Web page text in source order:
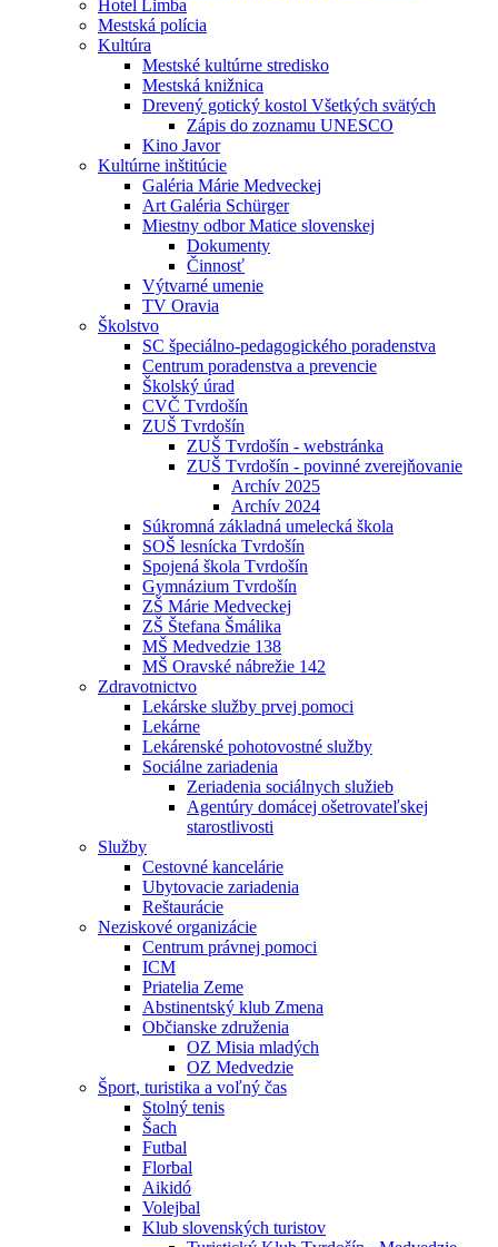
Hotel Limba
Mestská polícia
Kultúra
Mestské kultúrne stredisko
Mestská knižnica
Drevený gotický kostol Všetkých svätých
Zápis do zoznamu UNESCO
Kino Javor
Kultúrne inštitúcie
Galéria Márie Medveckej
Art Galéria Schürger
Miestny odbor Matice slovenskej
Dokumenty
Činnosť
Výtvarné umenie
TV Oravia
Školstvo
SC špeciálno-pedagogického poradenstva
Centrum poradenstva a prevencie
Školský úrad
CVČ Tvrdošín
ZUŠ Tvrdošín
ZUŠ Tvrdošín - webstránka
ZUŠ Tvrdošín - povinné zverejňovanie
Archív 2025
Archív 2024
Súkromná základná umelecká škola
SOŠ lesnícka Tvrdošín
Spojená škola Tvrdošín
Gymnázium Tvrdošín
ZŠ Márie Medveckej
ZŠ Štefana Šmálika
MŠ Medvedzie 138
MŠ Oravské nábrežie 142
Zdravotnictvo
Lekárske služby prvej pomoci
Lekárne
Lekárenské pohotovostné služby
Sociálne zariadenia
Zeriadenia sociálnych služieb
Agentúry domácej ošetrovateľskej
starostlivosti
Služby
Cestovné kancelárie
Ubytovacie zariadenia
Reštaurácie
Neziskové organizácie
Centrum právnej pomoci
ICM
Priatelia Zeme
Abstinentský klub Zmena
Občianske združenia
OZ Misia mladých
OZ Medvedzie
Šport, turistika a voľný čas
Stolný tenis
Šach
Futbal
Florbal
Aikidó
Volejbal
Klub slovenských turistov